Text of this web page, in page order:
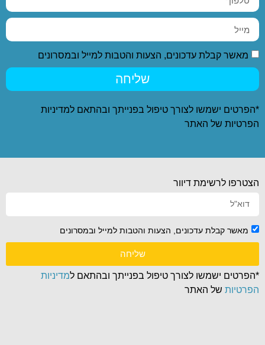
מאשר קבלת עדכונים, הצעות והטבות למייל ובמסרונים
שליחה
*הפרטים ישמשו לצורך טיפול בפנייתך ובהתאם למדיניות
הפרטיות של האתר
הצטרפו לרשימת דיוור
מאשר קבלת עדכונים, הצעות והטבות למייל ובמסרונים
שליחה
*הפרטים ישמשו לצורך טיפול בפנייתך ובהתאם למדיניות
הפרטיות של האתר